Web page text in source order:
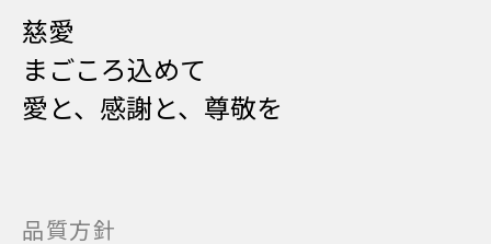
慈愛
まごころ込めて
愛と、感謝と、尊敬を
品質方針